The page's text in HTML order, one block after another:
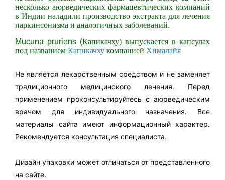
несколько аюрведических фармацевтических компаний
в Индии наладили производство экстракта для лечения
паркинсонизма и аналогичных заболеваний.
Мucunа pruriens (Капикачху) выпускается в капсулах
под названием Капикачху компанией Хималайя
Не является лекарственным средством и не заменяет
традиционного медицинского лечения. Перед
применением проконсультируйтесь с аюрведическим
врачом для индивидуального назначения. Все
материалы сайта имеют информационный характер.
Рекомендуется консультация специалиста.
Дизайн упаковки может отличаться от представленного
на сайте.